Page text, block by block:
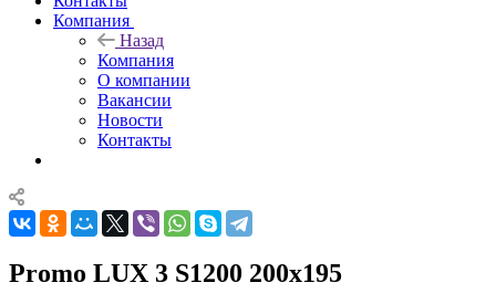
Компания
Назад
Компания
О компании
Вакансии
Новости
Контакты
Promo LUX 3 S1200 200x195